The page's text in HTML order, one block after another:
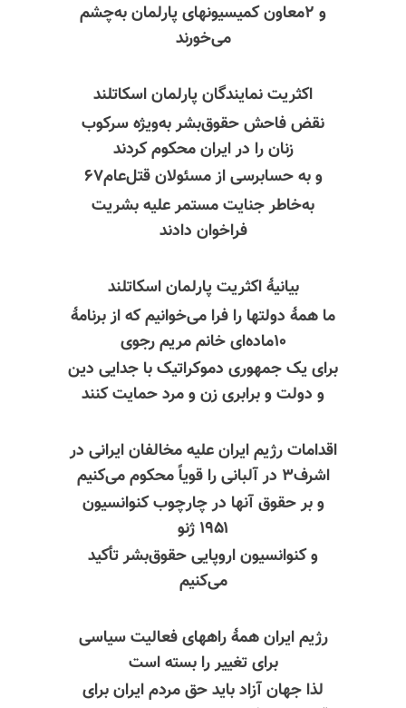
و ۲معاون کمیسیونهای پارلمان به‌چشم
می‌خورند
اکثریت نمایندگان پارلمان اسکاتلند
نقض فاحش حقوق‌بشر به‌ویژه سرکوب
زنان را در ایران محکوم کردند
و به حسابرسی از مسئولان قتل‌عام۶۷
به‌خاطر جنایت مستمر علیه بشریت
فراخوان دادند
بیانیهٔ اکثریت پارلمان اسکاتلند
ما همهٔ دولتها را فرا می‌خوانیم که از برنامهٔ
۱۰ماده‌ای خانم مریم رجوی
برای یک جمهوری دموکراتیک با جدایی دین
و دولت و برابری زن و مرد حمایت کنند
اقدامات رژیم ایران علیه مخالفان ایرانی در
اشرف۳ در آلبانی را قویاً محکوم می‌کنیم
و بر حقوق آنها در چارچوب کنوانسیون
۱۹۵۱ ژنو
و کنوانسیون اروپایی حقوق‌بشر تأکید
می‌کنیم
رژیم ایران همهٔ راههای فعالیت سیاسی
برای تغییر را بسته است
لذا جهان آزاد باید حق مردم ایران برای